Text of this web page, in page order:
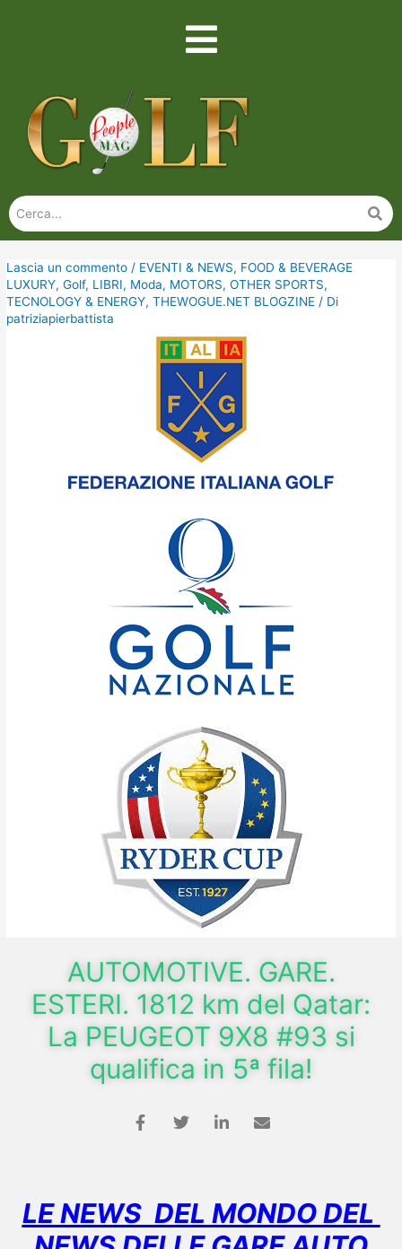
Lascia un commento / EVENTI & NEWS, FOOD & BEVERAGE
LUXURY,Golf, LIBRI, Moda, MOTORS,OTHER SPORTS,
TECNOLOGY & ENERGY,THEWOGUE.NET BLOGZINE / Di
patriziapierbattista
AUTOMOTIVE. GARE.
ESTERI. 1812 km del Qatar:
La PEUGEOT 9X8 #93 si
qualifica in 5ª fila!
LE NEWS DEL MONDO DEL